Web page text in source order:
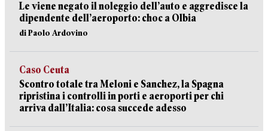
Le viene negato il noleggio dell’auto e aggredisce la
dipendente dell’aeroporto: choc a Olbia
di Paolo Ardovino
Caso Ceuta
Scontro totale tra Meloni e Sanchez, la Spagna
ripristina i controlli in porti e aeroporti per chi
arriva dall’Italia: cosa succede adesso